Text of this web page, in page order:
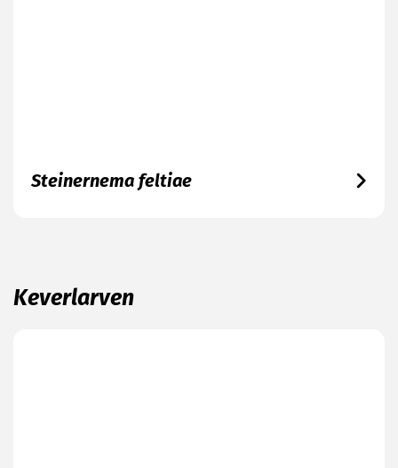
Steinernema feltiae
Keverlarven